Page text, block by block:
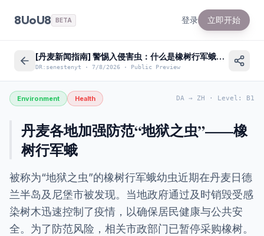
8UoU8 BETA 登录 立即开始
[丹麦新闻指南] 警惕入侵害虫：什么是橡树行军蛾以及如何防范？
DR:senestenyt · 7/8/2026 · Public Preview
Environment Health DA → ZH · Level : B1
丹麦各地加强防范“地狱之虫”——橡
树行军蛾
被称为“地狱之虫”的橡树行军蛾幼虫近期在丹麦日德
兰半岛及尼堡市被发现。当地政府通过及时销毁受感
染树木迅速控制了疫情，以确保居民健康与公共安
全。为了防范风险，相关市政部门已暂停采购橡树。